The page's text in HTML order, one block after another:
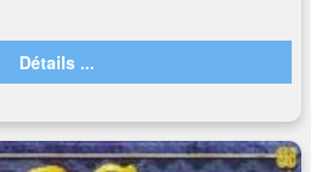
Détails ...